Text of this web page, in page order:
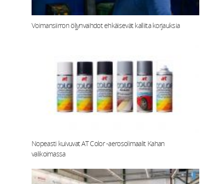
Voimansiirron öljynvaihdot ehkäisevät kalliita korjauksia
Nopeasti kuivuvat AT Color -aerosolimaalit Kahan
valikoimassa